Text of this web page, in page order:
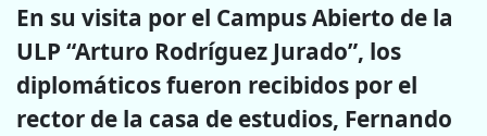
En su visita por el Campus Abierto de la
ULP “Arturo Rodríguez Jurado”, los
diplomáticos fueron recibidos por el
rector de la casa de estudios, Fernando